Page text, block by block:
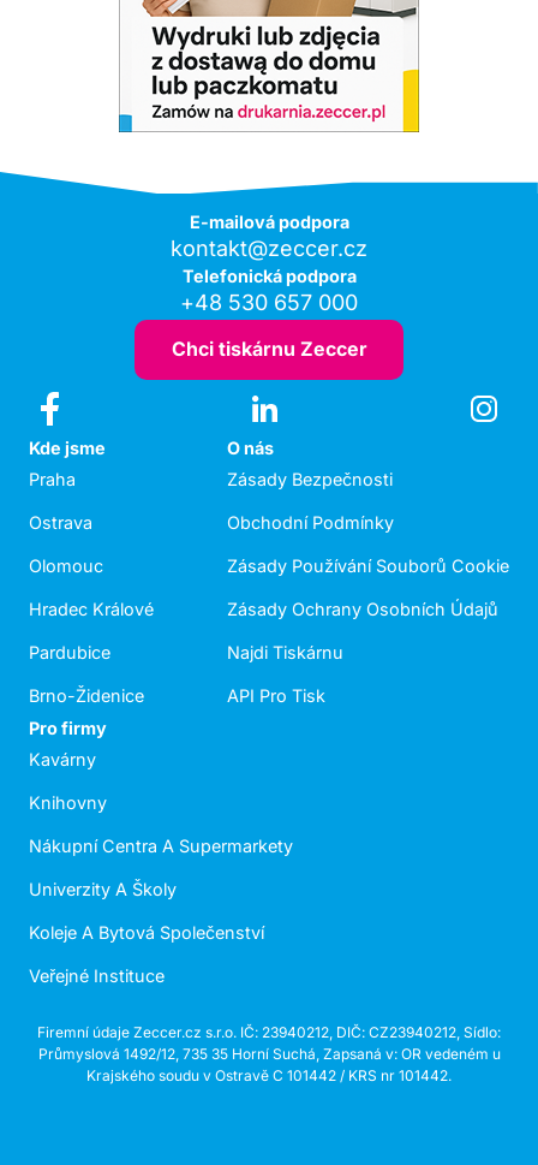
E-mailová podpora
kontakt@zeccer.cz
Telefonická podpora
+48 530 657 000
Chci tiskárnu Zeccer
Kde jsme
Praha
Ostrava
Olomouc
Hradec Králové
Pardubice
Brno-Židenice
O nás
Zásady Bezpečnosti
Obchodní Podmínky
Zásady Používání Souborů Cookie
Zásady Ochrany Osobních Údajů
Najdi Tiskárnu
API Pro Tisk
Pro firmy
Kavárny
Knihovny
Nákupní Centra A Supermarkety
Univerzity A Školy
Koleje A Bytová Společenství
Veřejné Instituce
Firemní údaje Zeccer.cz s.r.o. IČ: 23940212, DIČ: CZ23940212, Sídlo:
Průmyslová 1492/12, 735 35 Horní Suchá, Zapsaná v: OR vedeném u
Krajského soudu v Ostravě C 101442 / KRS nr 101442.